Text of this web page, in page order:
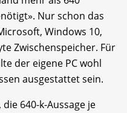
Nur schon das
Windows 10,
Zwischenspeicher. Für
der eigene PC wohl
ausgestattet sein.
640-k-Aussage je